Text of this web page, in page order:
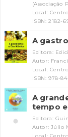
(Associação
Local:
ISBN: 2182-
A
Editora:
Autor:
Local:
ISBN: 978-
A
tempo
Editora:
Autor: Júlio